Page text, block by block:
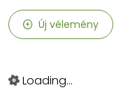
Új vélemény
Loading...